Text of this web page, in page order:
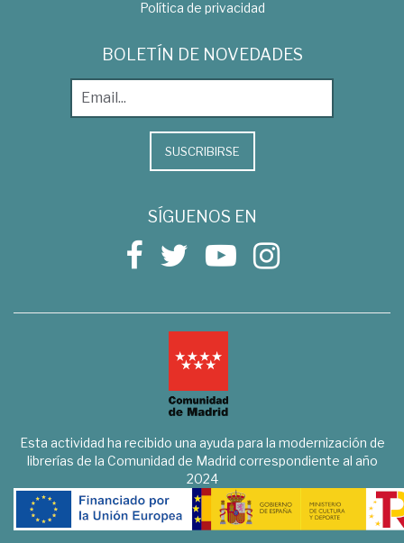
Política de privacidad
BOLETÍN DE NOVEDADES
SUSCRIBIRSE
SÍGUENOS EN
Esta actividad ha recibido una ayuda para la modernización de
librerías de la Comunidad de Madrid correspondiente al año
2024